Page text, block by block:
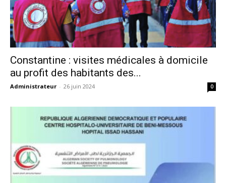
Constantine : visites médicales à domicile
au profit des habitants des...
Administrateur - 26 juin 2024 0